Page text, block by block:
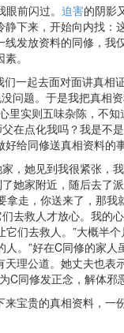
前闪过。 迫害的阴影
下来，开始向内找
发放资料的同修，
。
一起去面对面讲真
题。于是我把真相
实则五味杂陈，
点化我吗？我是
给同修送真相资料的
她见到我很紧张
家附近，随后去
走，你送来了，那
救人才放心。我
们去救人。”大概
。”好在C同修的家
理公道。她丈夫也
同修发正念，解体邪
宝贵的真相资料，